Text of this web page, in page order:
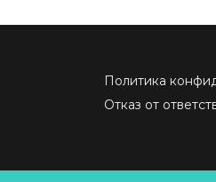
Политика
Отказ от